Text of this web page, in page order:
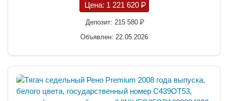
Цена: 1 221 620 P
Депозит: 215 580 P
Объявлен: 22.05.2026